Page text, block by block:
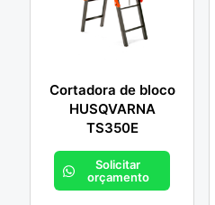
Cortadora de bloco
HUSQVARNA
TS350E
Solicitar
orçamento